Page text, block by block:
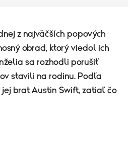
z najväčších popových
obrad, ktorý viedol ich
sa rozhodli porušiť
stavili na rodinu. Podľa
brat Austin Swift, zatiaľ čo